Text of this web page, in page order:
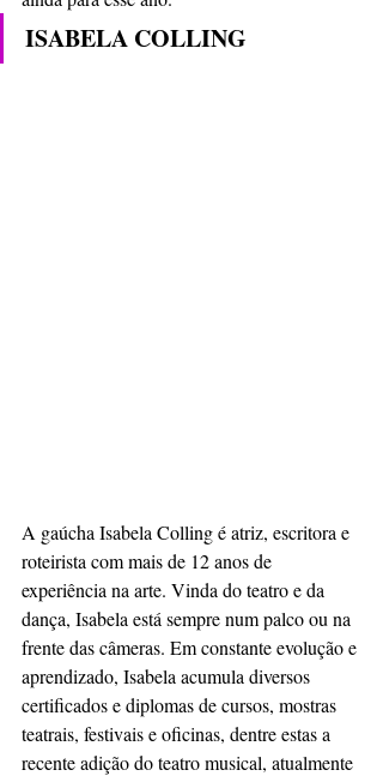
ISABELA COLLING
A gaúcha Isabela Colling é atriz, escritora e
roteirista com mais de 12 anos de
experiência na arte. Vinda do teatro e da
dança, Isabela está sempre num palco ou na
frente das câmeras. Em constante evolução e
aprendizado, Isabela acumula diversos
certificados e diplomas de cursos, mostras
teatrais, festivais e oficinas, dentre estas a
recente adição do teatro musical, atualmente